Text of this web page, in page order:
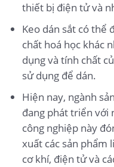
thiết bị điện tử và
Keo dán sắt có thể
chất hoá học khác
dụng và tính chất
sử dụng để dán.
Hiện nay, ngành
đang phát triển với
công nghiệp này
xuất các sản phẩm
cơ khí, điện tử và